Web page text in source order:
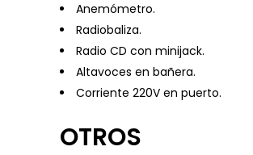
Anemómetro.
Radiobaliza.
Radio CD con minijack.
Altavoces en bañera.
Corriente 220V en puerto.
OTROS